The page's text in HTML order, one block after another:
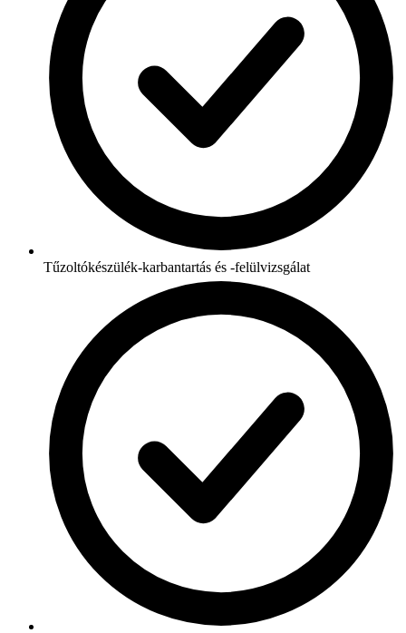
Tűzoltókészülék-karbantartás és -felülvizsgálat